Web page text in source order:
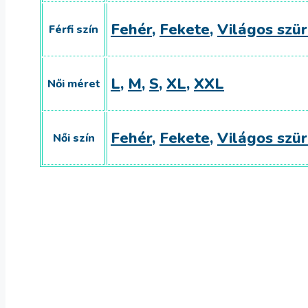
Férfi szín Fehér, Fekete, Világos
Női méret L, M, S, XL, XXL
Női szín Fehér, Fekete, Világos